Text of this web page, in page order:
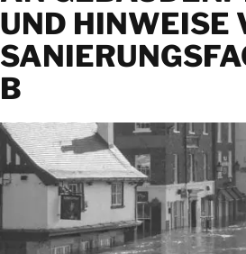
ÜBER UNS
STANDORTE
SCHWEIZ
DE
KONTAKT
KONTAKT
UND HINWEISE
B